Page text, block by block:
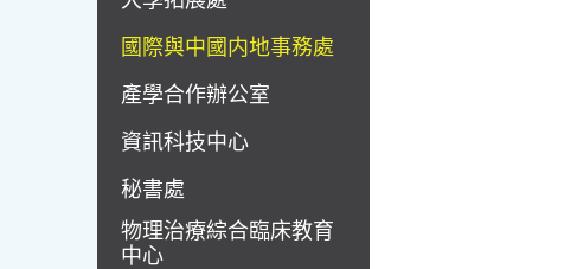
國際與中國内地事務處
產學合作辦公室
資訊科技中心
秘書處
物理治療綜合臨床教育
中心